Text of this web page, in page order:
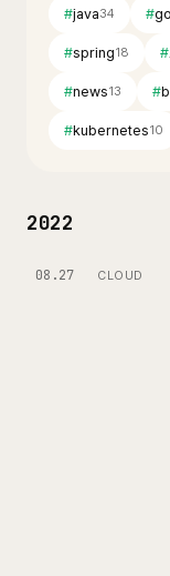
#java34 #
#spring18 #
#news13 #
#kubernetes10
2022
08.27 CLOUD